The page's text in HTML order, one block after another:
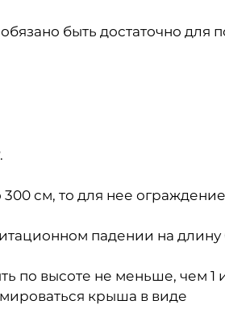
быть достаточно для
300 см, то для нее
падении на длину
по высоте не меньше, чем 1
крыша в виде